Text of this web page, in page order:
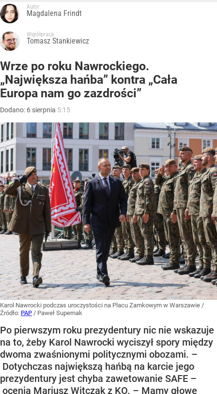
Autor:
Magdalena Frindt
Współpraca:
Tomasz Stankiewicz
Wrze po roku Nawrockiego.
„Największa hańba” kontra „Cała
Europa nam go zazdrości”
Dodano: 6 sierpnia 5:15
Karol Nawrocki podczas uroczystości na Placu Zamkowym w Warszawie /
Źródło: PAP / Paweł Supernak
Po pierwszym roku prezydentury nic nie wskazuje
na to, żeby Karol Nawrocki wyciszył spory między
dwoma zwaśnionymi politycznymi obozami. –
Dotychczas największą hańbą na karcie jego
prezydentury jest chyba zawetowanie SAFE –
ocenia Mariusz Witczak z KO. – Mamy głowę